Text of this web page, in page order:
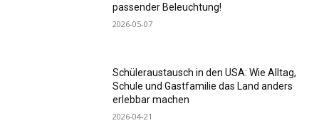
passender Beleuchtung!
2026-05-07
Schüleraustausch in den USA: Wie Alltag,
Schule und Gastfamilie das Land anders
erlebbar machen
2026-04-21